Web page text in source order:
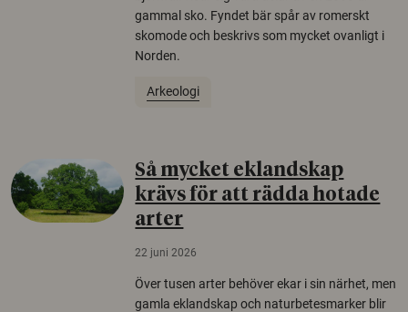
gammal sko. Fyndet bär spår av romerskt
skomode och beskrivs som mycket ovanligt i
Norden.
Arkeologi
Så mycket eklandskap
krävs för att rädda hotade
arter
22 juni 2026
Över tusen arter behöver ekar i sin närhet, men
gamla eklandskap och naturbetesmarker blir